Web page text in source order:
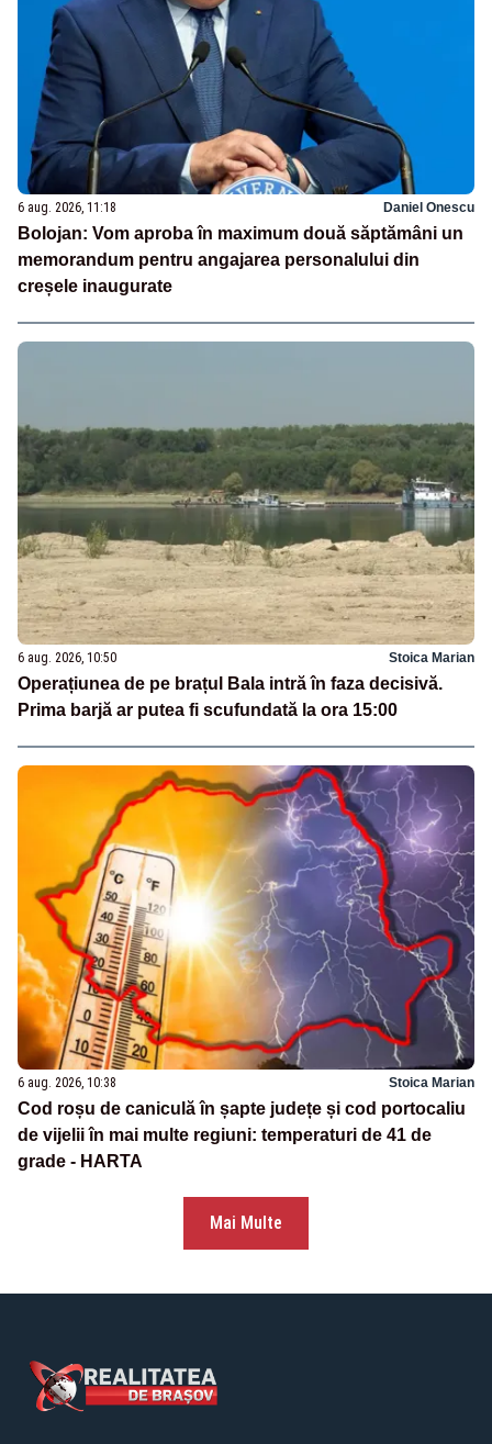
6 aug. 2026, 11:18 Daniel Onescu
Bolojan: Vom aproba în maximum două săptămâni un
memorandum pentru angajarea personalului din
creșele inaugurate
6 aug. 2026, 10:50 Stoica Marian
Operațiunea de pe brațul Bala intră în faza decisivă.
Prima barjă ar putea fi scufundată la ora 15:00
6 aug. 2026, 10:38 Stoica Marian
Cod roșu de caniculă în șapte județe și cod portocaliu
de vijelii în mai multe regiuni: temperaturi de 41 de
grade - HARTA
Mai Multe